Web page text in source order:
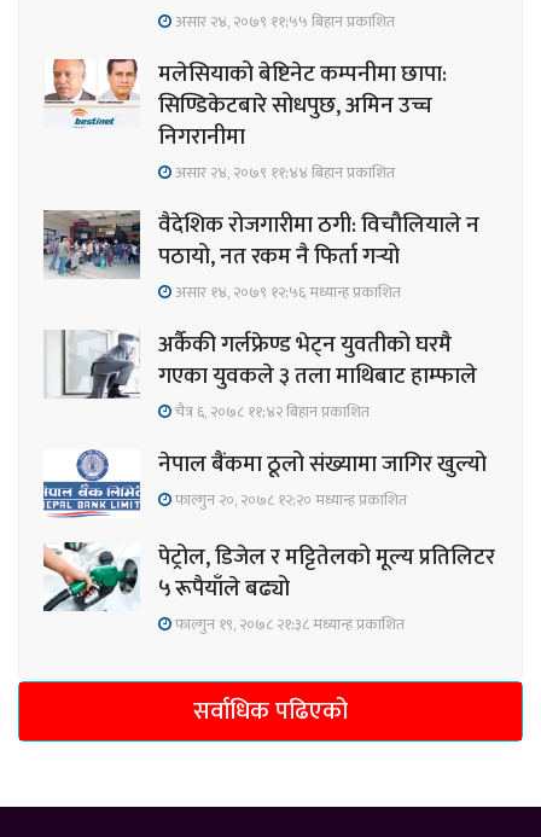
असार २४, २०७९ ११;५५ बिहान प्रकाशित
मलेसियाको बेष्टिनेट कम्पनीमा छापा:
सिण्डिकेटबारे सोधपुछ, अमिन उच्च
निगरानीमा
असार २४, २०७९ ११;४४ बिहान प्रकाशित
वैदेशिक रोजगारीमा ठगी: विचौलियाले न
पठायो, नत रकम नै फिर्ता गर्‍यो
असार १४, २०७९ १२;५६ मध्यान्ह प्रकाशित
अर्कैकी गर्लफ्रेण्ड भेट्न युवतीको घरमै
गएका युवकले ३ तला माथिबाट हाम्फाले
चैत्र ६, २०७८ ११;४२ बिहान प्रकाशित
नेपाल बैंकमा ठूलो संख्यामा जागिर खुल्यो
फाल्गुन २०, २०७८ १२;२० मध्यान्ह प्रकाशित
पेट्रोल, डिजेल र मट्टितेलको मूल्य प्रतिलिटर
५ रूपैयाँले बढ्यो
फाल्गुन १९, २०७८ २१;३८ मध्यान्ह प्रकाशित
सर्वाधिक पढिएको